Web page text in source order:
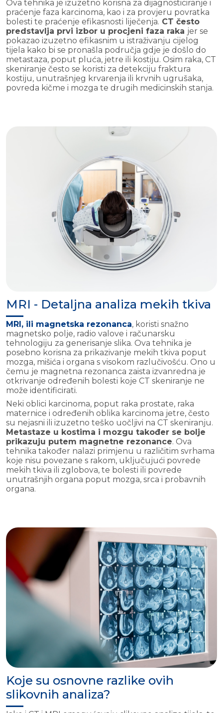
Ova tehnika je izuzetno korisna za dijagnosticiranje i
praćenje faza karcinoma, kao i za provjeru povratka
bolesti te praćenje efikasnosti liječenja. CT često
predstavlja prvi izbor u procjeni faza raka jer se
pokazao izuzetno efikasnim u istraživanju cijelog
tijela kako bi se pronašla područja gdje je došlo do
metastaza, poput pluća, jetre ili kostiju. Osim raka, CT
skeniranje često se koristi za detekciju fraktura
kostiju, unutrašnjeg krvarenja ili krvnih ugrušaka,
povreda kičme i mozga te drugih medicinskih stanja.
MRI - Detaljna analiza mekih tkiva
MRI, ili magnetska rezonanca, koristi snažno
magnetsko polje, radio valove i računarsku
tehnologiju za generisanje slika. Ova tehnika je
posebno korisna za prikazivanje mekih tkiva poput
mozga, mišića i organa s visokom razlučivošću. Ono u
čemu je magnetna rezonanca zaista izvanredna je
otkrivanje određenih bolesti koje CT skeniranje ne
može identificirati.
Neki oblici karcinoma, poput raka prostate, raka
maternice i određenih oblika karcinoma jetre, često
su nejasni ili izuzetno teško uočljivi na CT skeniranju.
Metastaze u kostima i mozgu također se bolje
prikazuju putem magnetne rezonance. Ova
tehnika također nalazi primjenu u različitim svrhama
koje nisu povezane s rakom, uključujući povrede
mekih tkiva ili zglobova, te bolesti ili povrede
unutrašnjih organa poput mozga, srca i probavnih
organa.
Koje su osnovne razlike ovih
slikovnih analiza?